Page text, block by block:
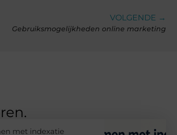
VOLGENDE →
Gebruiksmogelijkheden online marketing
met indexatie